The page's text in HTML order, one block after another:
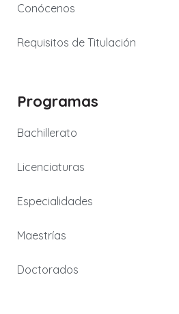
Conócenos
Requisitos de Titulación
Programas
Bachillerato
Licenciaturas
Especialidades
Maestrías
Doctorados